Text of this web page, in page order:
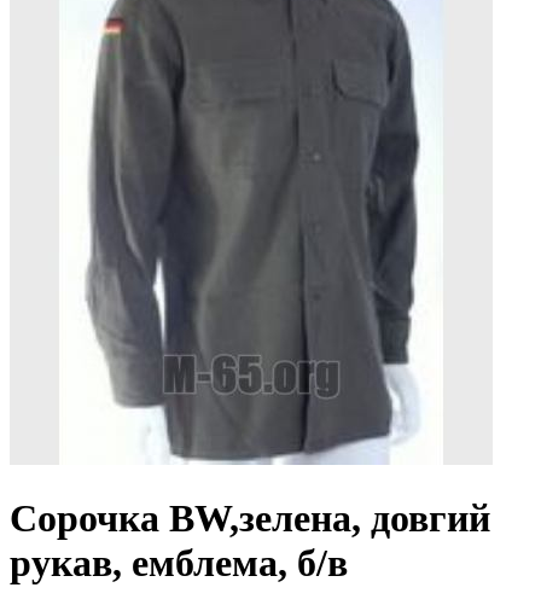
Сорочка BW,зелена, довгий
рукав, емблема, б/в